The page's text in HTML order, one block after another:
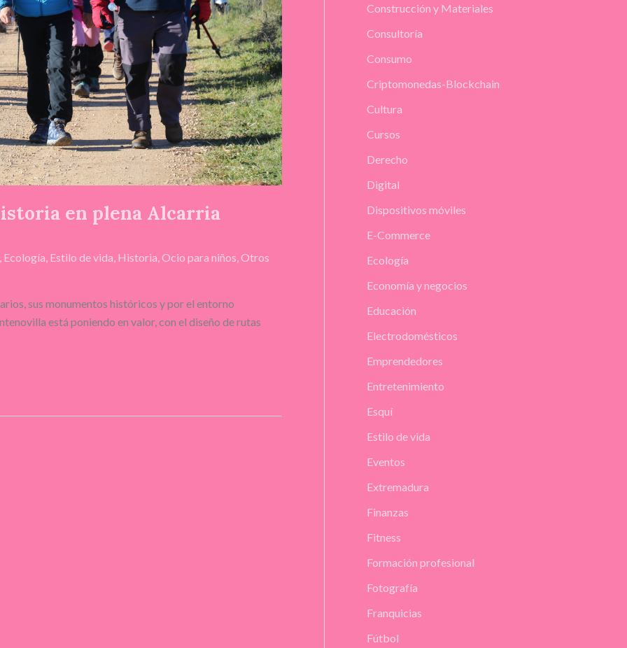
en plena Alcarria
Ecología Estilo de vida Historia Ocio para niños Otros
sus monumentos históricos y por el entorno
está poniendo en valor, con el diseño de rutas
Construcción y Materiales
Consultoría
Consumo
Criptomonedas-Blockchain
Cultura
Cursos
Derecho
Digital
Dispositivos móviles
E-Commerce
Ecología
Economía y negocios
Educación
Electrodomésticos
Emprendedores
Entretenimiento
Esquí
Estilo de vida
Eventos
Extremadura
Finanzas
Fitness
Formación profesional
Fotografía
Franquicias
Fútbol